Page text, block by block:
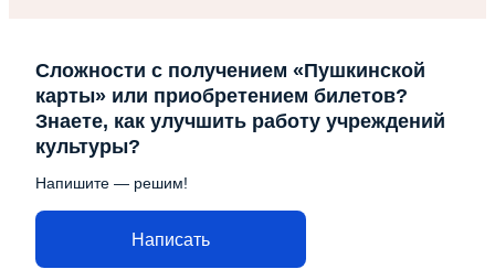
Сложности с получением «Пушкинской
карты» или приобретением билетов?
Знаете, как улучшить работу учреждений
культуры?
Напишите — решим!
Написать